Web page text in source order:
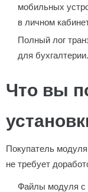
мобильных
в личном
Полный лог
для бухгалтерии.
Что вы
Покупатель
не требует
Файлы модуля с